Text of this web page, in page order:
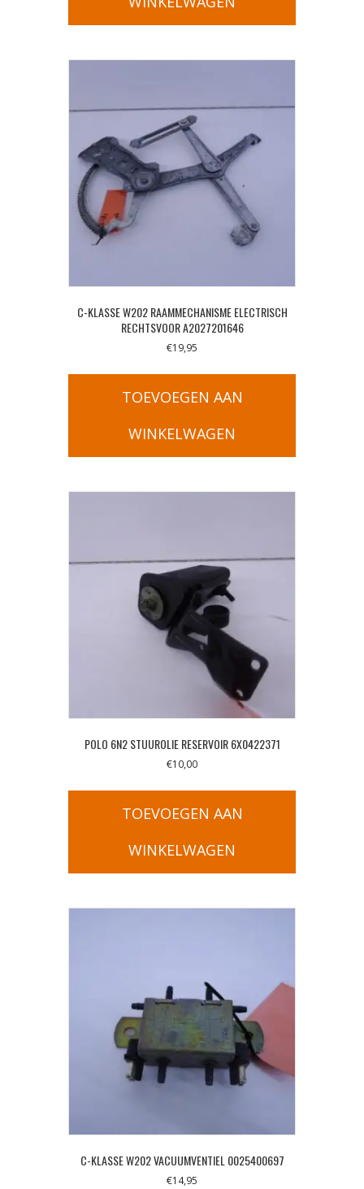
C-KLASSE W202 RAAMMECHANISME ELECTRISCH
RECHTSVOOR A2027201646
€19,95
TOEVOEGEN AAN
WINKELWAGEN
POLO 6N2 STUUROLIE RESERVOIR 6X0422371
€10,00
TOEVOEGEN AAN
WINKELWAGEN
C-KLASSE W202 VACUUMVENTIEL 0025400697
€14,95